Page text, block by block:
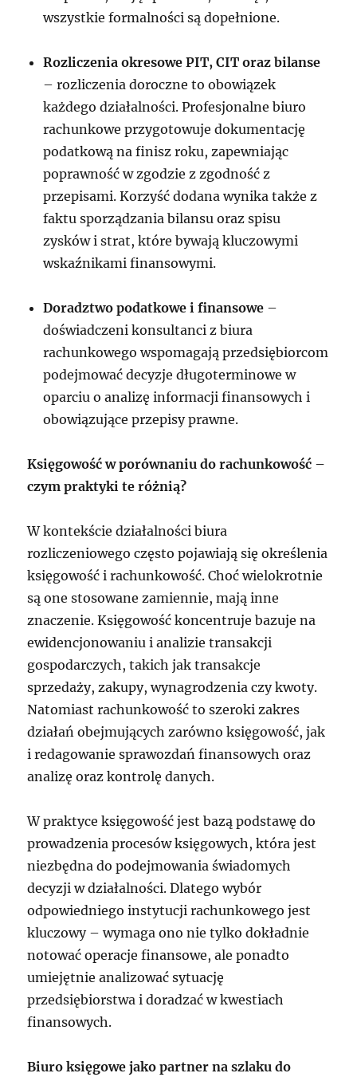
wszystkie formalności są dopełnione.
Rozliczenia okresowe PIT, CIT oraz bilanse
– rozliczenia doroczne to obowiązek
każdego działalności. Profesjonalne biuro
rachunkowe przygotowuje dokumentację
podatkową na finisz roku, zapewniając
poprawność w zgodzie z zgodność z
przepisami. Korzyść dodana wynika także z
faktu sporządzania bilansu oraz spisu
zysków i strat, które bywają kluczowymi
wskaźnikami finansowymi.
Doradztwo podatkowe i finansowe –
doświadczeni konsultanci z biura
rachunkowego wspomagają przedsiębiorcom
podejmować decyzje długoterminowe w
oparciu o analizę informacji finansowych i
obowiązujące przepisy prawne.
Księgowość w porównaniu do rachunkowość –
czym praktyki te różnią?
W kontekście działalności biura
rozliczeniowego często pojawiają się określenia
księgowość i rachunkowość. Choć wielokrotnie
są one stosowane zamiennie, mają inne
znaczenie. Księgowość koncentruje bazuje na
ewidencjonowaniu i analizie transakcji
gospodarczych, takich jak transakcje
sprzedaży, zakupy, wynagrodzenia czy kwoty.
Natomiast rachunkowość to szeroki zakres
działań obejmujących zarówno księgowość, jak
i redagowanie sprawozdań finansowych oraz
analizę oraz kontrolę danych.
W praktyce księgowość jest bazą podstawę do
prowadzenia procesów księgowych, która jest
niezbędna do podejmowania świadomych
decyzji w działalności. Dlatego wybór
odpowiedniego instytucji rachunkowego jest
kluczowy – wymaga ono nie tylko dokładnie
notować operacje finansowe, ale ponadto
umiejętnie analizować sytuację
przedsiębiorstwa i doradzać w kwestiach
finansowych.
Biuro księgowe jako partner na szlaku do